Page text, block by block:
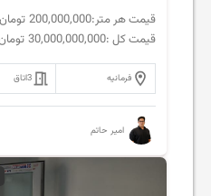
قیمت هر متر:200,000,000 تومان
قیمت کل :30,000,000,000
فرمانیه 3اتاق
امیر حاتم